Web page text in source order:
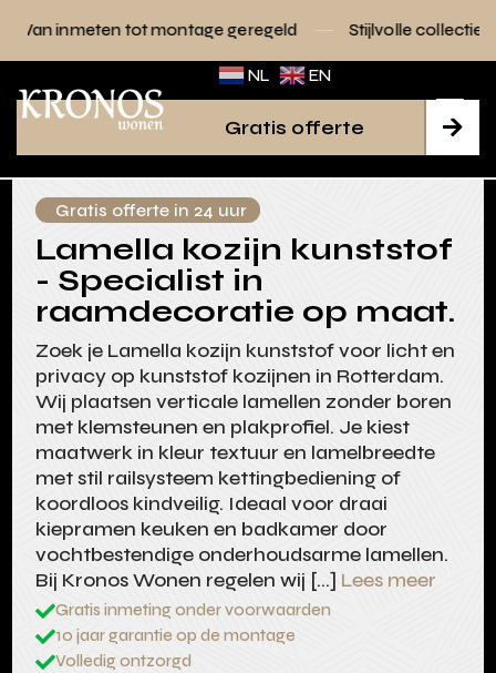
montage geregeld Stijlvolle collecties voor elk interieur
NL EN

Gratis offerte
Gratis offerte in 24 uur
Lamella kozijn kunststof
- Specialist in
raamdecoratie op maat.
Zoek je Lamella kozijn kunststof voor licht en
privacy op kunststof kozijnen in Rotterdam.
Wij plaatsen verticale lamellen zonder boren
met klemsteunen en plakprofiel. Je kiest
maatwerk in kleur textuur en lamelbreedte
met stil railsysteem kettingbediening of
koordloos kindveilig. Ideaal voor draai
kiepramen keuken en badkamer door
vochtbestendige onderhoudsarme lamellen.
Bij Kronos Wonen regelen wij […] Lees meer
Gratis inmeting onder voorwaarden
10 jaar garantie op de montage
Volledig ontzorgd